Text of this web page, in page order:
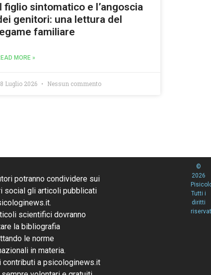
figlio sintomatico e l’angoscia
genitori: una lettura del
familiare
MORE »
Luglio 2026 Nessun commento
potranno condividere sui
social gli articoli pubblicati
scientifici dovranno
la bibliografia
le norme
in materia.
contributi a psicologinews.it
©
2026
Tutti i
diritti